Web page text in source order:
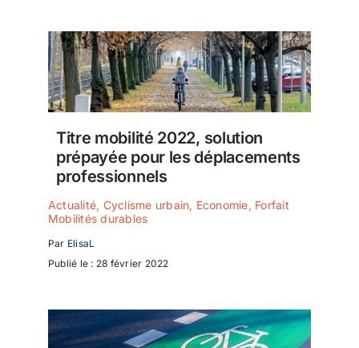
Titre mobilité 2022, solution
prépayée pour les déplacements
professionnels
Actualité, Cyclisme urbain, Economie, Forfait
Mobilités durables
Par ElisaL
Publié le : 28 février 2022